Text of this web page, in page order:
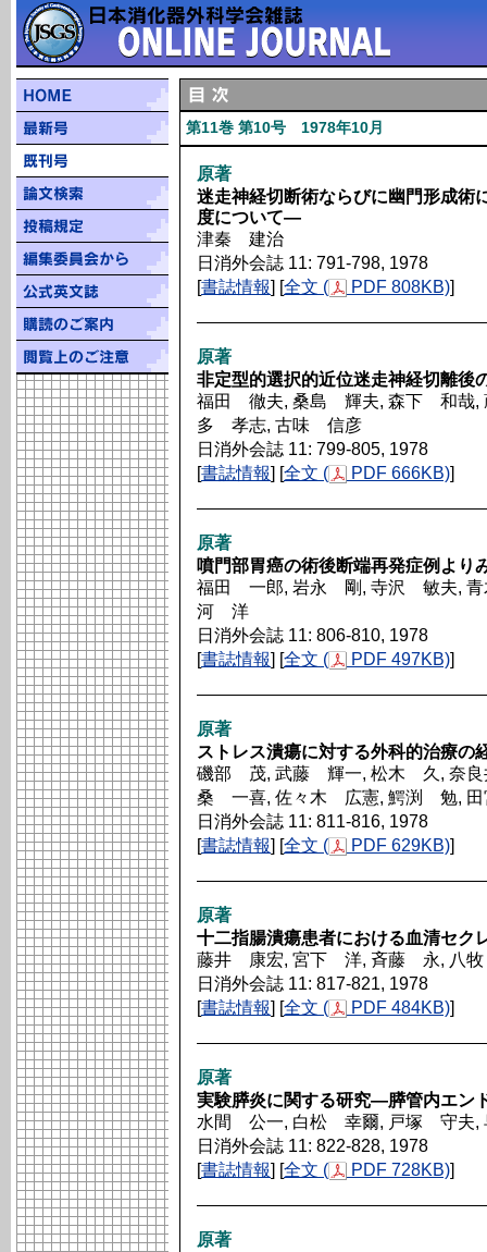
第11巻 第10号 1978年10月
原著
迷走神経切断術ならびに幽門形成
度について―
津秦 建治
日消外会誌 11: 791-798, 1978
[書誌情報] [全文 ( PDF 808KB)]
原著
非定型的選択的近位迷走神経切離後
福田 徹夫, 桑島 輝夫, 森下 和哉
多 孝志, 古味 信彦
日消外会誌 11: 799-805, 1978
[書誌情報] [全文 ( PDF 666KB)]
原著
噴門部胃癌の術後断端再発症例より
福田 一郎, 岩永 剛, 寺沢 敏夫,
河 洋
日消外会誌 11: 806-810, 1978
[書誌情報] [全文 ( PDF 497KB)]
原著
ストレス潰瘍に対する外科的治療の
磯部 茂, 武藤 輝一, 松木 久, 奈
桑 一喜, 佐々木 広憲, 鰐渕 勉,
日消外会誌 11: 811-816, 1978
[書誌情報] [全文 ( PDF 629KB)]
原著
十二指腸潰瘍患者における血清セク
藤井 康宏, 宮下 洋, 斉藤 永, 八
日消外会誌 11: 817-821, 1978
[書誌情報] [全文 ( PDF 484KB)]
原著
実験膵炎に関する研究―膵管内エン
水間 公一, 白松 幸爾, 戸塚 守夫,
日消外会誌 11: 822-828, 1978
[書誌情報] [全文 ( PDF 728KB)]
原著